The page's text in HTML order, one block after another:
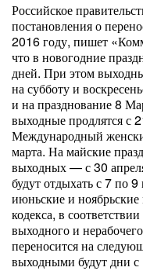
Российское
постановления о
2016 году, пишет
что в новогодние
дней. При этом
на субботу и
и на празднование 8
выходные продлятся с
Международный
марта. На майские
выходных — с 30
будут отдыхать с 7 по
июньские и
кодекса, в
выходного и
переносится на
выходными будут дни